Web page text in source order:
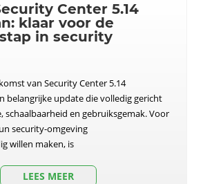
Center 5.14
klaar voor de
in security
van Security Center 5.14
belangrijke update die volledig gericht
schaalbaarheid en gebruiksgemak. Voor
security-omgeving
willen maken, is
LEES MEER